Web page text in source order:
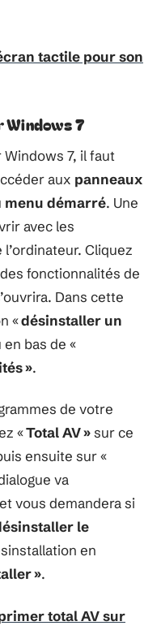
tactile pour son
Windows 7
7, il faut
aux panneaux
menu démarré. Une
avec les
Cliquez
fonctionnalités de
Dans cette
«désinstaller un
bas de «
».
de votre
«Total AV »sur ce
ensuite sur «
va
vous demandera si
le
en
».
total AV sur